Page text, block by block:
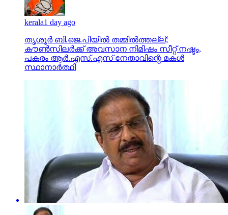
kerala1 day ago
തൃശൂര്‍ ബി.ജെ.പിയില്‍ തമ്മില്‍ത്തല്ല്;
കൗണ്‍സിലര്‍ക്ക് അവസാന നിമിഷം സീറ്റ് നഷ്ടം,
പകരം ആര്‍.എസ്.എസ് നേതാവിന്റെ മകള്‍
സ്ഥാനാര്‍ത്ഥി